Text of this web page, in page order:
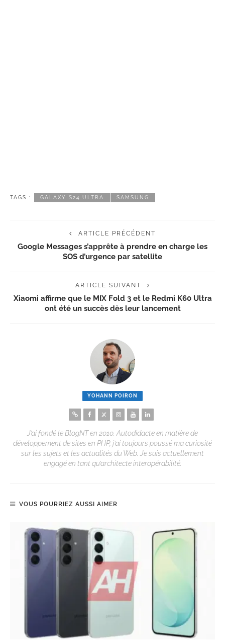
TAGS : GALAXY S24 ULTRA SAMSUNG
ARTICLE PRÉCÉDENT
Google Messages s’apprête à prendre en charge les
SOS d’urgence par satellite
ARTICLE SUIVANT
Xiaomi affirme que le MIX Fold 3 et le Redmi K60 Ultra
ont été un succès dès leur lancement
YOHANN POIRON
J’ai fondé le BlogNT en 2010. Autodidacte en matière de
développement de sites en PHP, j’ai toujours poussé ma curiosité
sur les sujets et les actualités du Web. Je suis actuellement
engagé en tant qu’architecte interopérabilité.
VOUS POURRIEZ AUSSI AIMER